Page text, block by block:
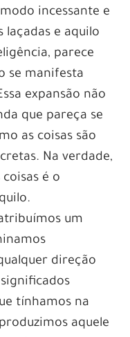
incessante e
laçadas e aquilo
parece
se manifesta
expansão não
que pareça se
as coisas são
Na verdade,
é o
um
direção
tínhamos na
aquele